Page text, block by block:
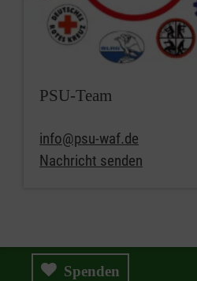
PSU-Team
info@psu-waf.de
Nachricht senden
Spenden